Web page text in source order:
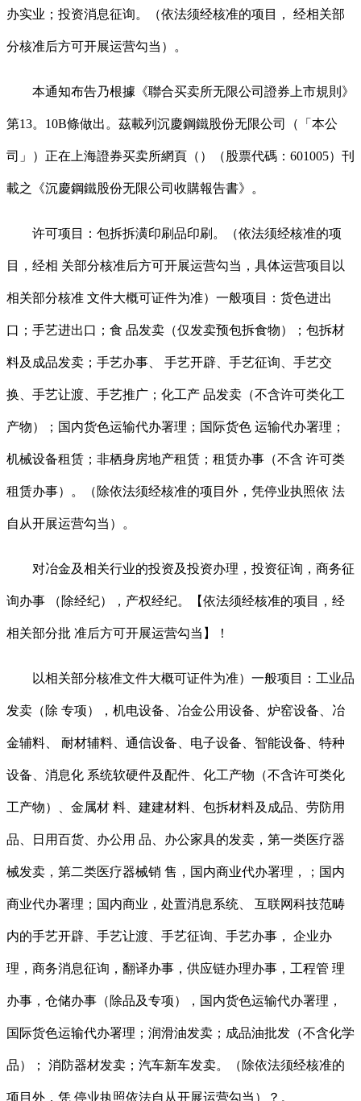
办实业；投资消息征询。（依法须经核准的项目， 经相关部
分核准后方可开展运营勾当）。
本通知布告乃根據《聯合买卖所无限公司證券上市規則》
第13。10B條做出。茲載列沉慶鋼鐵股份无限公司（「本公
司」）正在上海證券买卖所網頁（）（股票代碼：601005）刊
載之《沉慶鋼鐵股份无限公司收購報告書》。
许可项目：包拆拆潢印刷品印刷。（依法须经核准的项
目，经相 关部分核准后方可开展运营勾当，具体运营项目以
相关部分核准 文件大概可证件为准）一般项目：货色进出
口；手艺进出口；食 品发卖（仅发卖预包拆食物）；包拆材
料及成品发卖；手艺办事、 手艺开辟、手艺征询、手艺交
换、手艺让渡、手艺推广；化工产 品发卖（不含许可类化工
产物）；国内货色运输代办署理；国际货色 运输代办署理；
机械设备租赁；非栖身房地产租赁；租赁办事（不含 许可类
租赁办事）。（除依法须经核准的项目外，凭停业执照依 法
自从开展运营勾当）。
对冶金及相关行业的投资及投资办理，投资征询，商务征
询办事 （除经纪），产权经纪。【依法须经核准的项目，经
相关部分批 准后方可开展运营勾当】！
以相关部分核准文件大概可证件为准）一般项目：工业品
发卖（除 专项），机电设备、冶金公用设备、炉窑设备、冶
金辅料、 耐材辅料、通信设备、电子设备、智能设备、特种
设备、消息化 系统软硬件及配件、化工产物（不含许可类化
工产物）、金属材 料、建建材料、包拆材料及成品、劳防用
品、日用百货、办公用 品、办公家具的发卖，第一类医疗器
械发卖，第二类医疗器械销 售，国内商业代办署理，；国内
商业代办署理；国内商业，处置消息系统、 互联网科技范畴
内的手艺开辟、手艺让渡、手艺征询、手艺办事， 企业办
理，商务消息征询，翻译办事，供应链办理办事，工程管 理
办事，仓储办事（除品及专项），国内货色运输代办署理，
国际货色运输代办署理；润滑油发卖；成品油批发（不含化学
品）； 消防器材发卖；汽车新车发卖。（除依法须经核准的
项目外，凭 停业执照依法自从开展运营勾当）？。